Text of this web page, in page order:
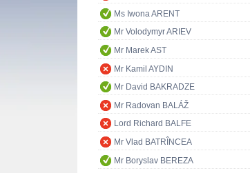
Ms Iwona ARENT
Mr Volodymyr ARIEV
Mr Marek AST
Mr Kamil AYDIN
Mr David BAKRADZE
Mr Radovan BALÁŽ
Lord Richard BALFE
Mr Vlad BATRÎNCEA
Mr Boryslav BEREZA